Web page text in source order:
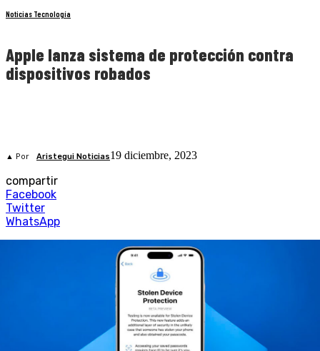
Noticias Tecnología
Apple lanza sistema de protección contra
dispositivos robados
▲ Por Aristegui Noticias19 diciembre, 2023
compartir
Facebook
Twitter
WhatsApp